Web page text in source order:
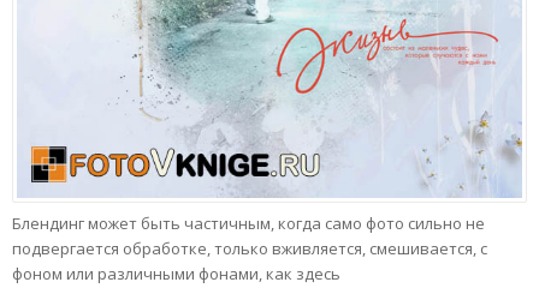
Блендинг может быть частичным, когда само фото сильно не
подвергается обработке, только вживляется, смешивается, с
фоном или различными фонами, как здесь